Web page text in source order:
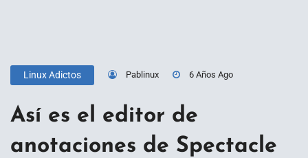
Linux Adictos Pablinux 6 Años Ago
Así es el editor de
anotaciones de Spectacle